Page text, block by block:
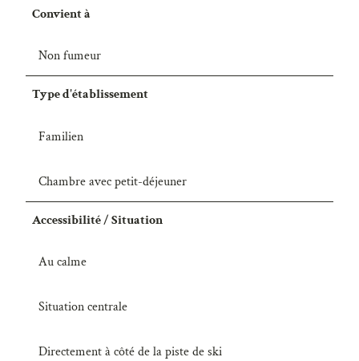
Convient à
Non fumeur
Type d'établissement
Familien
Chambre avec petit-déjeuner
Accessibilité / Situation
Au calme
Situation centrale
Directement à côté de la piste de ski